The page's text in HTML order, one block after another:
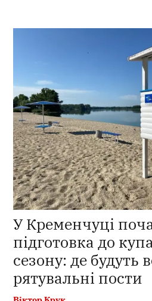
У Кременчуці
підготовка до
сезону: де будуть
рятувальні пости